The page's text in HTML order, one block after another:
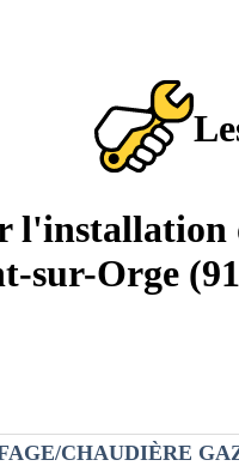
l'installation
sur-Orge
CHAUDIÈRE